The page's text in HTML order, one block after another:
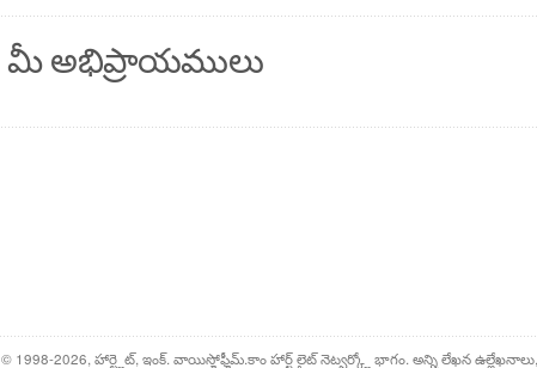
మీ అభిప్రాయములు
© 1998-2026, హార్ట్లైట్, ఇంక్. వాయిస్హోఫ్హీమ్.కాం హార్ట్ లైట్ నెట్వర్క్లో భాగం. అన్ని లేఖన